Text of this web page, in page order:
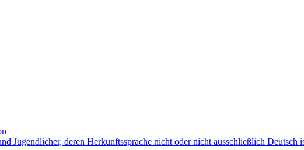
Jugendlicher, deren Herkunftssprache nicht oder nicht ausschließlich Deutsch